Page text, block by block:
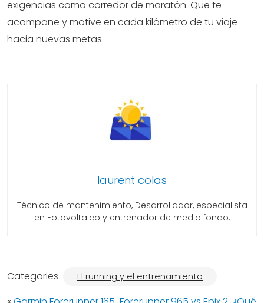
exigencias como corredor de maratón. Que te
acompañe y motive en cada kilómetro de tu viaje
hacia nuevas metas.
laurent colas
Técnico de mantenimiento, Desarrollador, especialista
en Fotovoltaico y entrenador de medio fondo.
Categories El running y el entrenamiento